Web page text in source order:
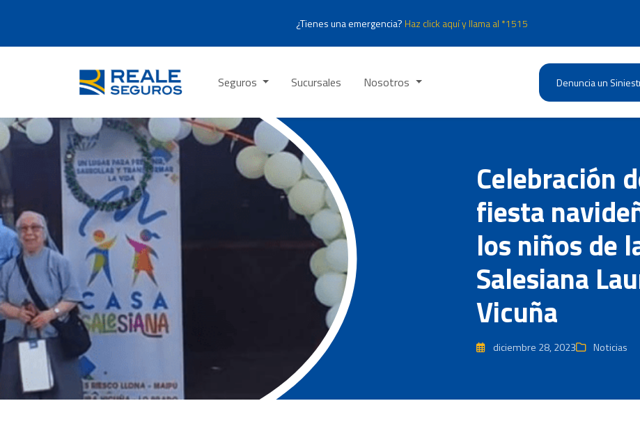
¿Tienes una emergencia? Haz click aquí y llama al *1515
Seguros Sucursales Nosotros Denuncia un
Celebración
fiesta
los niños de
Salesiana
Vicuña
diciembre 28, 2023 Noticias